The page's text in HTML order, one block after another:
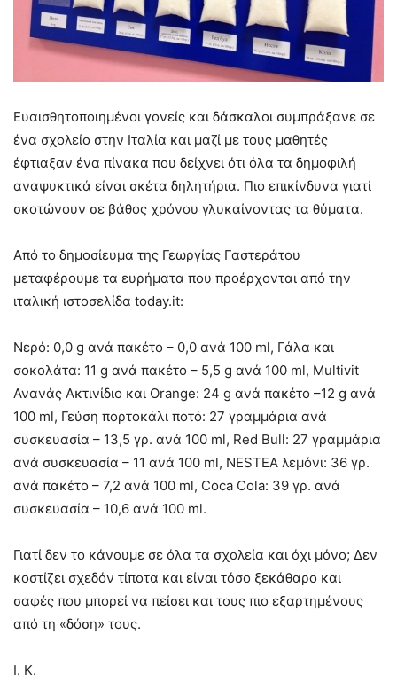
Ευαισθητοποιημένοι γονείς και δάσκαλοι συμπράξανε σε
ένα σχολείο στην Ιταλία και μαζί με τους μαθητές
έφτιαξαν ένα πίνακα που δείχνει ότι όλα τα δημοφιλή
αναψυκτικά είναι σκέτα δηλητήρια. Πιο επικίνδυνα γιατί
σκοτώνουν σε βάθος χρόνου γλυκαίνοντας τα θύματα.
Από το δημοσίευμα της Γεωργίας Γαστεράτου
μεταφέρουμε τα ευρήματα που προέρχονται από την
ιταλική ιστοσελίδα today.it:
Νερό: 0,0 g ανά πακέτο – 0,0 ανά 100 ml, Γάλα και
σοκολάτα: 11 g ανά πακέτο – 5,5 g ανά 100 ml, Multivit
Ανανάς Ακτινίδιο και Orange: 24 g ανά πακέτο –12 g ανά
100 ml, Γεύση πορτοκάλι ποτό: 27 γραμμάρια ανά
συσκευασία – 13,5 γρ. ανά 100 ml, Red Bull: 27 γραμμάρια
ανά συσκευασία – 11 ανά 100 ml, NESTEA λεμόνι: 36 γρ.
ανά πακέτο – 7,2 ανά 100 ml, Coca Cola: 39 γρ. ανά
συσκευασία – 10,6 ανά 100 ml.
Γιατί δεν το κάνουμε σε όλα τα σχολεία και όχι μόνο; Δεν
κοστίζει σχεδόν τίποτα και είναι τόσο ξεκάθαρο και
σαφές που μπορεί να πείσει και τους πιο εξαρτημένους
από τη «δόση» τους.
Ι. Κ.